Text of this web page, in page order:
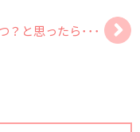
？と思ったら･･･